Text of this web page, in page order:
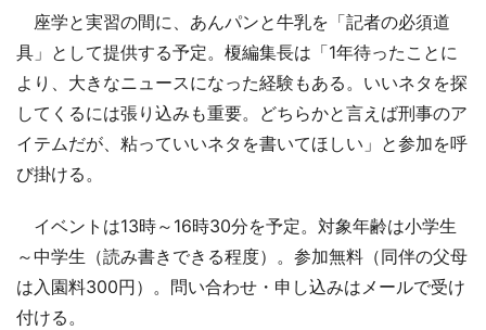
座学と実習の間に、あんパンと牛乳を「記者の必須道
具」として提供する予定。榎編集長は「1年待ったことに
より、大きなニュースになった経験もある。いいネタを探
してくるには張り込みも重要。どちらかと言えば刑事のア
イテムだが、粘っていいネタを書いてほしい」と参加を呼
び掛ける。
イベントは13時～16時30分を予定。対象年齢は小学生
～中学生（読み書きできる程度）。参加無料（同伴の父母
は入園料300円）。問い合わせ・申し込みはメールで受け
付ける。